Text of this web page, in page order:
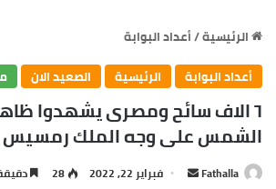
الرئيسية/أعداد البوابة
أعداد البوابة
الرئيسية الصعيد الان
٦ الاف سائح ومصرى يشهدوا
الشمس على وجه الملك رمسيس
Fathalla
أرسل فبراير 22, 2022 28